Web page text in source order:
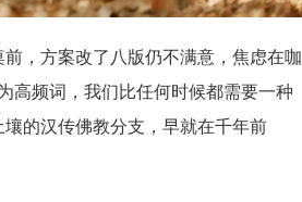
，方案改了八版仍不满意，焦虑在咖
频词，我们比任何时候都需要一种
的汉传佛教分支，早就在千年前